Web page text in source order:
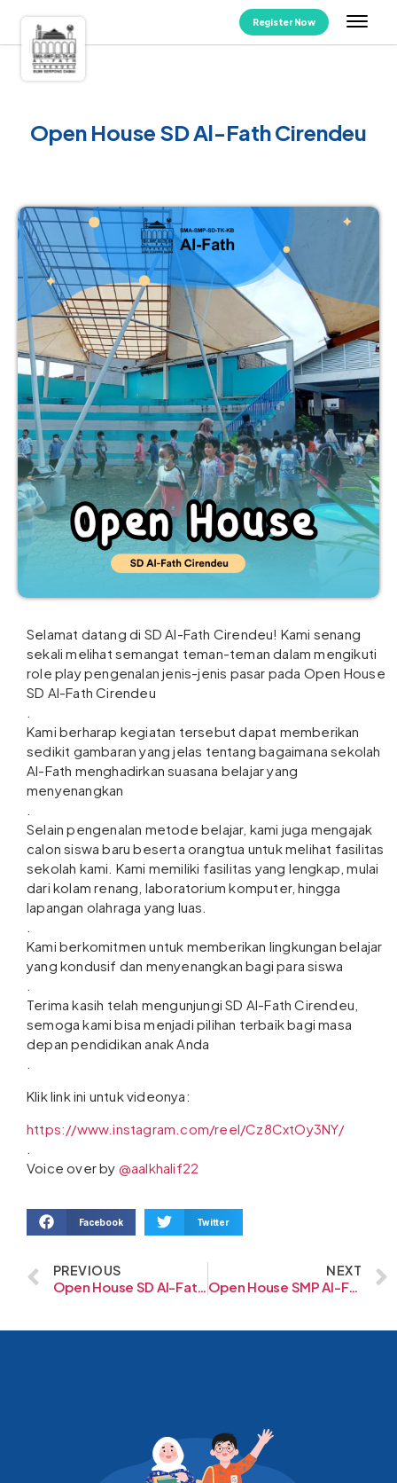
Register Now
Open House SD Al-Fath Cirendeu
Selamat datang di SD Al-Fath Cirendeu! Kami senang
sekali melihat semangat teman-teman dalam mengikuti
role play pengenalan jenis-jenis pasar pada Open House
SD Al-Fath Cirendeu
Kami berharap kegiatan tersebut dapat memberikan
sedikit gambaran yang jelas tentang bagaimana sekolah
Al-Fath menghadirkan suasana belajar yang
menyenangkan
Selain pengenalan metode belajar, kami juga mengajak
calon siswa baru beserta orangtua untuk melihat fasilitas
sekolah kami. Kami memiliki fasilitas yang lengkap, mulai
dari kolam renang, laboratorium komputer, hingga
lapangan olahraga yang luas.
Kami berkomitmen untuk memberikan lingkungan belajar
yang kondusif dan menyenangkan bagi para siswa
Terima kasih telah mengunjungi SD Al-Fath Cirendeu,
semoga kami bisa menjadi pilihan terbaik bagi masa
depan pendidikan anak Anda
Klik link ini untuk videonya:
https://www.instagram.com/reel/Cz8CxtOy3NY/
Voice over by @aalkhalif22
Facebook Twitter
PREVIOUS
Open House SD Al-Fath BSD
NEXT
Open House SMP Al-Fath BSD